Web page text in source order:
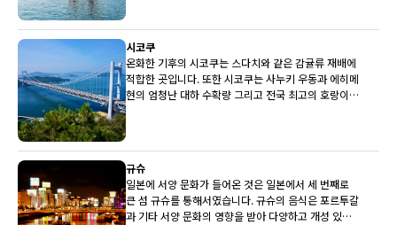
시코쿠
온화한 기후의 시코쿠는 스다치와 같은 감귤류 재배에
적합한 곳입니다. 또한 시코쿠는 사누키 우동과 에히메
현의 엄청난 대하 수확량 그리고 전국 최고의 호랑이
규슈
일본에 서양 문화가 들어온 것은 일본에서 세 번째로
큰 섬 규슈를 통해서였습니다. 규슈의 음식은 포르투갈
과 기타 서양 문화의 영향을 받아 다양하고 개성 있는